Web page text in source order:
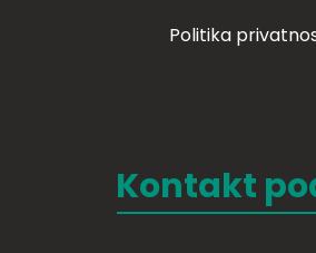
Politika
Kontakt